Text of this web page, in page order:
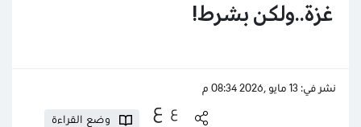
غزة..ولكن بشرط!
نشر في: 13 مايو ,2026 08:34 م
ع ع
وضع القراءة